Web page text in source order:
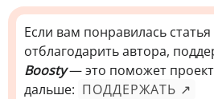
Если вам понравилась
отблагодарить автора,
Boosty— это поможет
дальше: ПОДДЕРЖАТЬ ↗